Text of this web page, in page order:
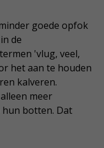
goede opfok
de
'vlug, veel,
het aan te houden
kalveren.
meer
hun botten. Dat